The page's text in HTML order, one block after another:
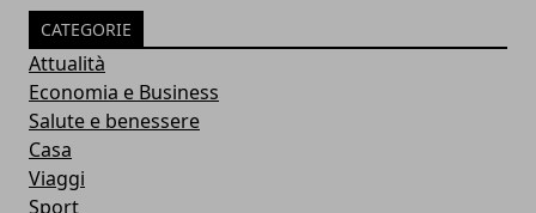
CATEGORIE
Attualità
Economia e Business
Salute e benessere
Casa
Viaggi
Sport